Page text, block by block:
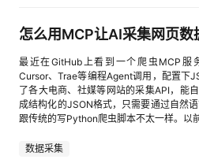
schedule库设置定时运行，比如每小时
库。用pandas做简单统计，比如计算24
怎么用MCP让AI采集网页数
最近在GitHub上看到一个爬虫MCP
Cursor、Trae等编程Agent调用，配置下
了各大电商、社媒等网站的采集API，能
成结构化的JSON格式，只需要通过自然语
跟传统的写Python爬虫脚本不太一样。以
价数据"，AI通过MCP协议调用亮数据的采
数据采集